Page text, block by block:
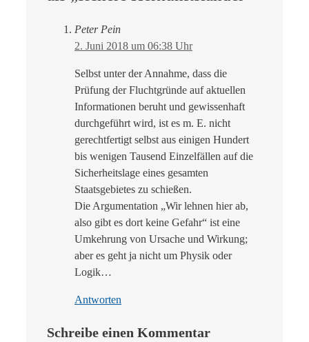
Peter Pein
2. Juni 2018 um 06:38 Uhr
Selbst unter der Annahme, dass die
Prüfung der Fluchtgründe auf aktuellen
Informationen beruht und gewissenhaft
durchgeführt wird, ist es m. E. nicht
gerechtfertigt selbst aus einigen Hundert
bis wenigen Tausend Einzelfällen auf die
Sicherheitslage eines gesamten
Staatsgebietes zu schießen.
Die Argumentation „Wir lehnen hier ab,
also gibt es dort keine Gefahr“ ist eine
Umkehrung von Ursache und Wirkung;
aber es geht ja nicht um Physik oder
Logik…
Antworten
Schreibe einen Kommentar